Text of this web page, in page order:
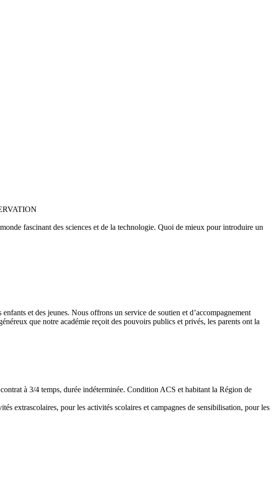
fascinant des sciences et de la technologie. Quoi de mieux pour introduire un
et des jeunes. Nous offrons un service de soutien et d’accompagnement
que notre académie reçoit des pouvoirs publics et privés, les parents ont la
à 3/4 temps, durée indéterminée. Condition ACS et habitant la Région de
extrascolaires, pour les activités scolaires et campagnes de sensibilisation, pour les